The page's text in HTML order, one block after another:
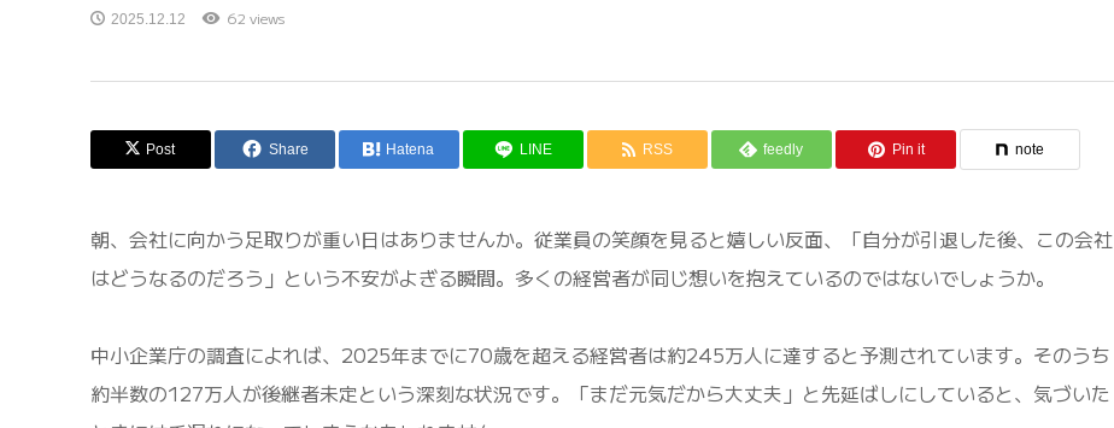
2025.12.12 62 views
Post Share Hatena LINE RSS feedly Pin it note
朝、会社に向かう足取りが重い日はありませんか。従業員の笑顔を見ると嬉しい反面、「自分が引退した後、この会社
はどうなるのだろう」という不安がよぎる瞬間。多くの経営者が同じ想いを抱えているのではないでしょうか。
中小企業庁の調査によれば、2025年までに70歳を超える経営者は約245万人に達すると予測されています。そのうち
約半数の127万人が後継者未定という深刻な状況です。「まだ元気だから大丈夫」と先延ばしにしていると、気づいた